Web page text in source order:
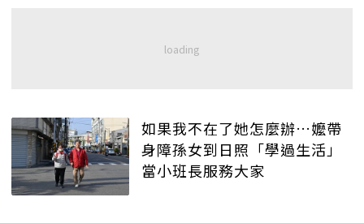
如果我不在了她怎麼辦…嬤帶
身障孫女到日照「學過生活」
當小班長服務大家